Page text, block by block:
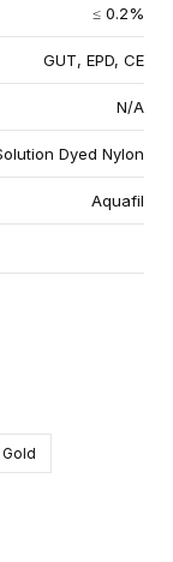
≤ 0.2%
GUT, EPD, CE
N/A
Dyed Nylon
Aquafil